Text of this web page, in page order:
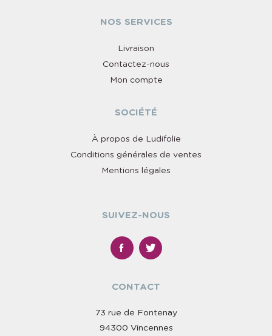
NOS SERVICES
Livraison
Contactez-nous
Mon compte
SOCIÉTÉ
À propos de Ludifolie
Conditions générales de ventes
Mentions légales
SUIVEZ-NOUS
CONTACT
73 rue de Fontenay
94300 Vincennes